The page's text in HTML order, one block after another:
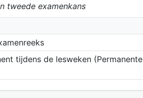
tweede examenkans
tijdens de lesweken (Permanente